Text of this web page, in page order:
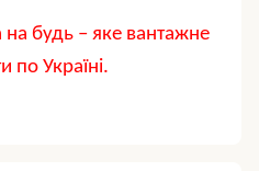
будь – яке вантажне
по Україні.